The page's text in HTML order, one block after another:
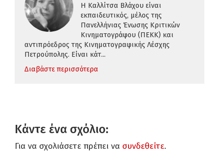
H Καλλίτσα Βλάχου είναι
εκπαιδευτικός, μέλος της
Πανελλήνιας Ένωσης Κριτικών
Κινηματογράφου (ΠΕΚΚ) και
αντιπρόεδρος της Κινηματογραφικής Λέσχης
Πετρούπολης. Είναι κάτ...
Διαβάστε περισσότερα
Κάντε ένα σχόλιο:
Για να σχολιάσετε πρέπει να συνδεθείτε.